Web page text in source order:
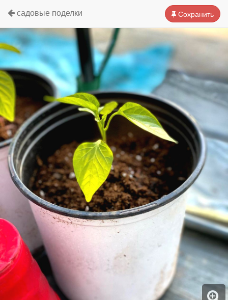
Сохранить
садовые поделки